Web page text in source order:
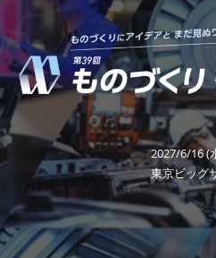
インテックス大
福岡展(12月)
2026年12月02
マリンメッセ福
く
り
ワ
ー
2027/6/16 (
東京ビッグ